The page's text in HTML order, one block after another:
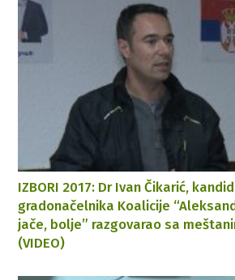
IZBORI 2017: Dr Ivan Čikarić,
gradonačelnika Koalicije
jače, bolje” razgovarao sa
(VIDEO)